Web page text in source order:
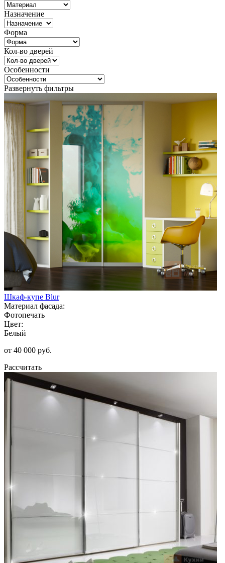
Назначение
Форма
Кол-во дверей
Особенности
Развернуть фильтры
Шкаф-купе Blur
Материал фасада:
Фотопечать
Цвет:
Белый
от 40 000 руб.
Рассчитать